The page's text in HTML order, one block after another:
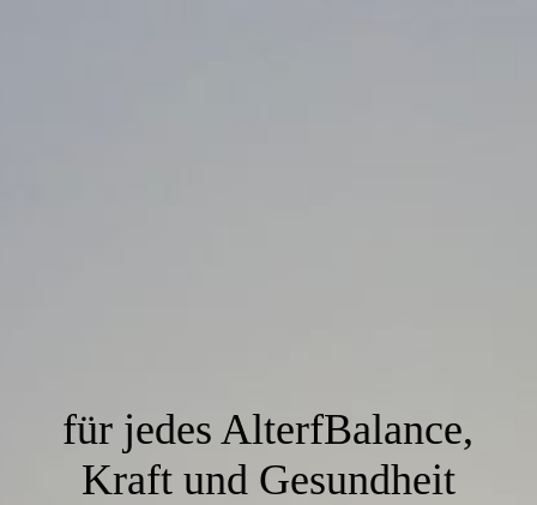
für jedes AlterfBalance,
Kraft und Gesundheit